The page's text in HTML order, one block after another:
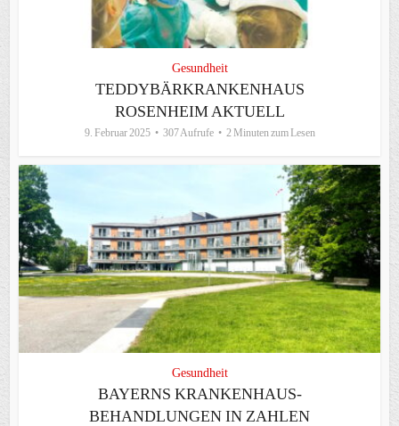
Gesundheit
TEDDYBÄRKRANKENHAUS
ROSENHEIM AKTUELL
9. Februar 2025 307 Aufrufe 2 Minuten zum Lesen
Gesundheit
BAYERNS KRANKENHAUS-
BEHANDLUNGEN IN ZAHLEN